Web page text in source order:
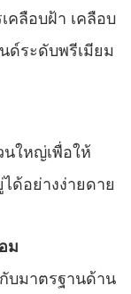
ลือบฝ้า เคลือบ
ด์ระดับพรีเมียม
ใหญ่เพื่อให้
ด้อย่างง่ายดาย
ม
บมาตรฐานด้าน